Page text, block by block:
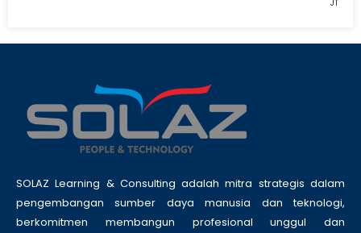
JT
SOLAZ Learning & Consulting adalah mitra strategis dalam
pengembangan sumber daya manusia dan teknologi,
berkomitmen membangun profesional unggul dan